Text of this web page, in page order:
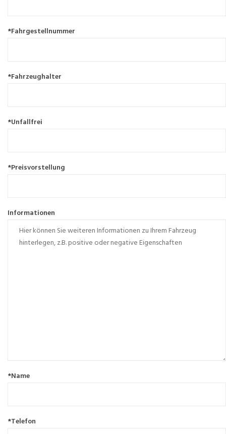
*Fahrgestellnummer
*Fahrzeughalter
*Unfallfrei
*Preisvorstellung
Informationen
*Name
*Telefon